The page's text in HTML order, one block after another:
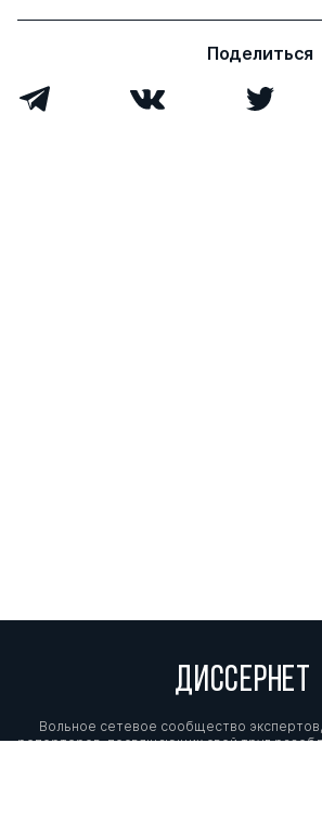
Поделиться
ДИССЕРНЕТ
Вольное сетевое сообщество
репортеров, посвящающих свой труд